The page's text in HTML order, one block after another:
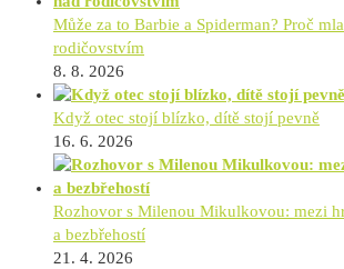
Může za to Barbie a Spiderman? Proč
rodičovstvím
8. 8. 2026
Když otec stojí blízko, dítě stojí pevně
16. 6. 2026
Rozhovor s Milenou Mikulkovou: mezi
a bezbřehostí
21. 4. 2026